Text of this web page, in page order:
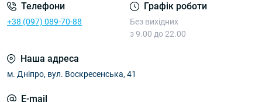
Телефони
+38 (097) 089-70-88
Графік роботи
Без вихідних
з 9.00 до 22.00
Наша адреса
м. Дніпро, вул. Воскресенська, 41
E-mail